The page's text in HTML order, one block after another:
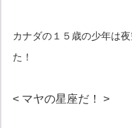
カナダの１５歳の少年は
た！
< マヤの星座だ！ >